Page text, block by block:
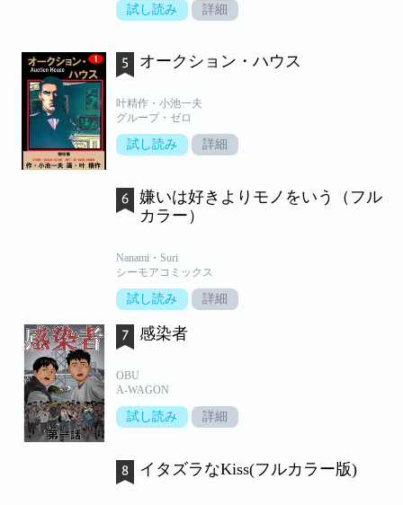
試し読み 詳細
オークション・ハウス
叶精作・小池一夫
グループ・ゼロ
試し読み 詳細
嫌いは好きよりモノをいう（フル
カラー）
Nanami・Suri
シーモアコミックス
試し読み 詳細
感染者
OBU
A-WAGON
試し読み 詳細
イタズラなKiss(フルカラー版)